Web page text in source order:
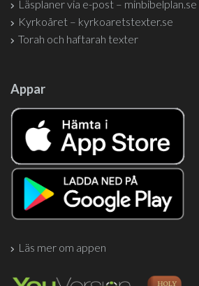
Läsplaner via e-post – minbibelplan.se
Kyrkoåret – kyrkoaretstexter.se
Torah och haftarah texter
Appar
Läs mer om appen